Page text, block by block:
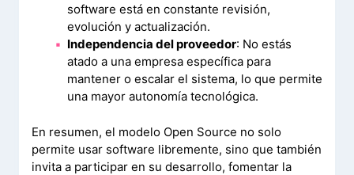
software está en constante revisión,
evolución y actualización.
Independencia del proveedor: No estás
atado a una empresa específica para
mantener o escalar el sistema, lo que permite
una mayor autonomía tecnológica.
En resumen, el modelo Open Source no solo
permite usar software libremente, sino que también
invita a participar en su desarrollo, fomentar la